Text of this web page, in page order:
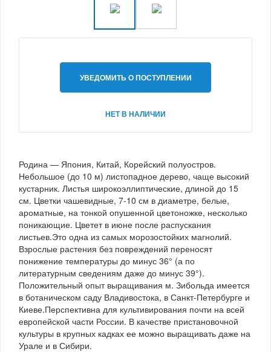
УВЕДОМИТЬ О ПОСТУПЛЕНИИ
НЕТ В НАЛИЧИИ
Родина — Япония, Китай, Корейский полуостров.
Небольшое (до 10 м) листопадное дерево, чаще высокий
кустарник. Листья широкоэллиптические, длиной до 15
см. Цветки чашевидные, 7-10 см в диаметре, белые,
ароматные, на тонкой опушенной цветоножке, несколько
поникающие. Цветет в июне после распускания
листьев.Это одна из самых морозостойких магнолий.
Взрослые растения без повреждений переносят
понижение температуры до минус 36° (а по
литературным сведениям даже до минус 39°).
Положительный опыт выращивания м. Зибольда имеется
в ботаническом саду Владивостока, в Санкт-Петербурге и
Киеве.Перспективна для культивирования почти на всей
европейской части России. В качестве пристановочной
культуры в крупных кадках ее можно выращивать даже на
Урале и в Сибири.